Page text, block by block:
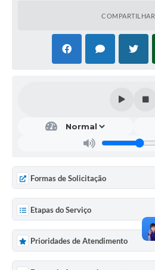
COMPARTILHAR
Formas de Solicitação
Etapas do Serviço
Prioridades de Atendimento